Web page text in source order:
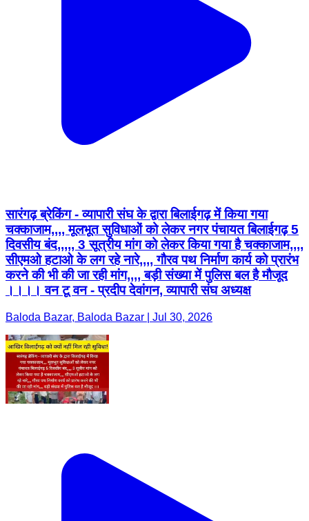
सारंगढ़ ब्रेकिंग - व्यापारी संघ के द्वारा बिलाईगढ़ में किया गया
चक्काजाम,,,, मूलभूत सुविधाओं को लेकर नगर पंचायत बिलाईगढ़ 5
दिवसीय बंद,,,,, 3 सूत्रीय मांग को लेकर किया गया है चक्काजाम,,,,
सीएमओ हटाओ के लग रहे नारे,,,, गौरव पथ निर्माण कार्य को प्रारंभ
करने की भी की जा रही मांग,,,, बड़ी संख्या में पुलिस बल है मौजूद
।।।। वन टू वन - प्रदीप देवांगन, व्यापारी संघ अध्यक्ष
Baloda Bazar, Baloda Bazar | Jul 30, 2026